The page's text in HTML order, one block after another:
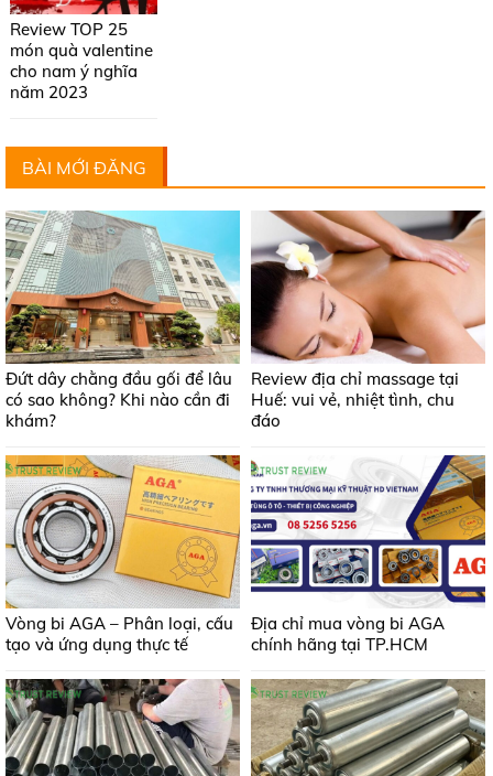
Review TOP 25
món quà valentine
cho nam ý nghĩa
năm 2023
BÀI MỚI ĐĂNG
Đứt dây chằng đầu gối để lâu
có sao không? Khi nào cần đi
khám?
Review địa chỉ massage tại
Huế: vui vẻ, nhiệt tình, chu
đáo
Vòng bi AGA – Phân loại, cấu
tạo và ứng dụng thực tế
Địa chỉ mua vòng bi AGA
chính hãng tại TP.HCM